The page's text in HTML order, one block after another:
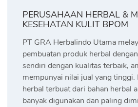
PERUSAHAAN HERBAL &
KESEHATAN KULIT BPOM
PT GRA Herbalindo Utama
pembuatan produk herbal
sendiri dengan kualitas terbaik,
mempunyai nilai jual yang
herbal terbuat dari bahan herbal
banyak digunakan dan paling